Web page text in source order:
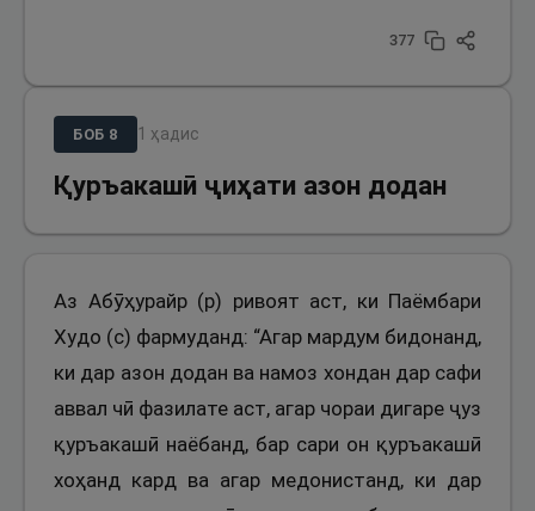
377
БОБ 8 1 ҳадис
Қуръакашӣ ҷиҳати азон додан
Аз Абӯҳурайр (р) ривоят аст, ки Паёмбари
Худо (с) фармуданд: “Агар мардум бидонанд,
ки дар азон додан ва намоз хондан дар сафи
аввал чӣ фазилате аст, агар чораи дигаре ҷуз
қуръакашӣ наёбанд, бар сари он қуръакашӣ
хоҳанд кард ва агар медонистанд, ки дар